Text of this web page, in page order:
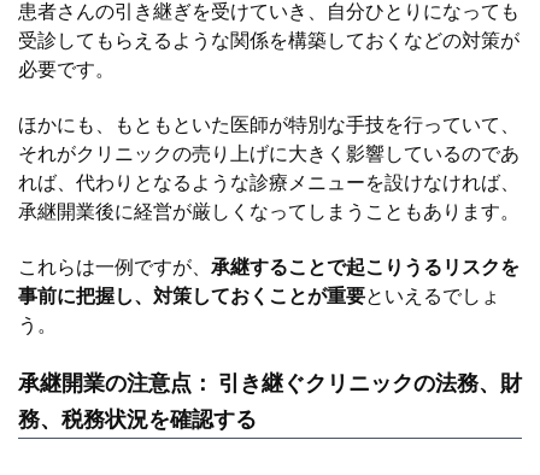
患者さんの引き継ぎを受けていき、自分ひとりになっても
受診してもらえるような関係を構築しておくなどの対策が
必要です。
ほかにも、もともといた医師が特別な手技を行っていて、
それがクリニックの売り上げに大きく影響しているのであ
れば、代わりとなるような診療メニューを設けなければ、
承継開業後に経営が厳しくなってしまうこともあります。
これらは一例ですが、 承継することで起こりうるリスクを
事前に把握し、対策しておくことが重要といえるでしょ
う。
承継開業の注意点： 引き継ぐクリニックの法務、財
務、税務状況を確認する